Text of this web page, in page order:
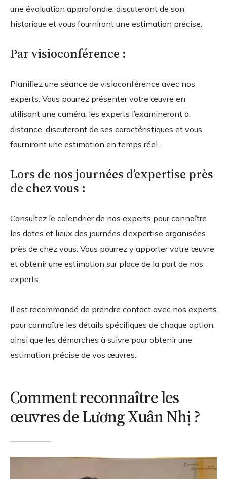
une évaluation approfondie, discuteront de son
historique et vous fourniront une estimation précise.
Par visioconférence :
Planifiez une séance de visioconférence avec nos
experts. Vous pourrez présenter votre œuvre en
utilisant une caméra, les experts l’examineront à
distance, discuteront de ses caractéristiques et vous
fourniront une estimation en temps réel.
Lors de nos journées d’expertise près
de chez vous :
Consultez le calendrier de nos experts pour connaître
les dates et lieux des journées d’expertise organisées
près de chez vous. Vous pourrez y apporter votre œuvre
et obtenir une estimation sur place de la part de nos
experts.
Il est recommandé de prendre contact avec nos experts
pour connaître les détails spécifiques de chaque option,
ainsi que les démarches à suivre pour obtenir une
estimation précise de vos œuvres.
Comment reconnaître les
œuvres de Lương Xuân Nhị ?